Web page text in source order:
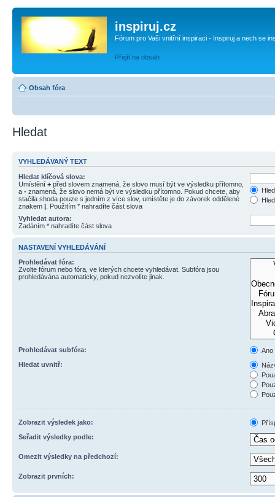
inspiruj.cz
Fórum pro Vaši vnitřní inspiraci - Inspiruj a nech se
Přejít na obsah
Obsah fóra
Hledat
VYHLEDÁVANÝ TEXT
Hledat klíčová slova:
Umístění + před slovem znamená, že slovo musí být ve výsledku přítomno,
a - znamená, že slovo nemá být ve výsledku přítomno. Pokud chcete, aby
stačila shoda pouze s jedním z více slov, umístěte je do závorek oddělené
znakem | . Použitím * nahradíte část slova
Vyhledat autora:
Zadáním * nahradíte část slova
NASTAVENÍ VYHLEDÁVÁNÍ
Prohledávat fóra:
Zvolte fórum nebo fóra, ve kterých chcete vyhledávat. Subfóra jsou
prohledávána automaticky, pokud nezvolíte jinak.
Prohledávat subfóra:
Ano
Hledat uvnitř:
Zobrazit výsledek jako:
Seřadit výsledky podle:
Omezit výsledky na předchozí:
Zobrazit prvních: